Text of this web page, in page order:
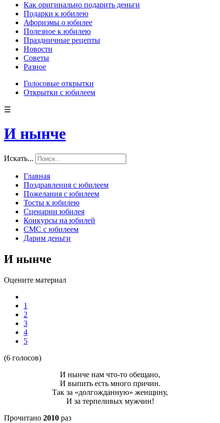
Как оригинально подарить деньги
Подарки к юбилею
Афоризмы о юбилее
Полезное к юбилею
Праздничные рецепты
Новости
Советы
Разное
Голосовые открытки
Открытки с юбилеем
☰
И нынче
Искать...
Главная
Поздравления с юбилеем
Пожелания с юбилеем
Тосты к юбилею
Сценарии юбилея
Конкурсы на юбилей
СМС с юбилеем
Дарим деньги
И нынче
Оцените материал
1
2
3
4
5
(6 голосов)
И нынче нам что-то обещано,
И выпить есть много причин.
Так за «долгожданную» женщину,
И за терпеливых мужчин!
Прочитано 2010 раз